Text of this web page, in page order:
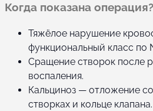
Когда показана операция?
Тяжёлое нарушение
функциональный класс по
Сращение створок после
воспаления.
Кальциноз — отложение
створках и кольце клапана.